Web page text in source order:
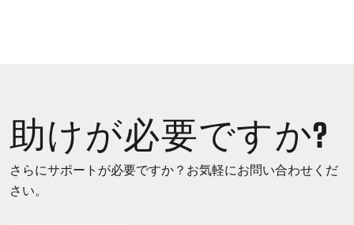
助けが必要ですか?
さらにサポートが必要ですか？お気軽にお問い合わせくだ
さい。